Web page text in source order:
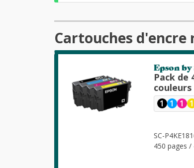
Cartouches d'encre
Epson by
Pack de
couleurs
1 1 1 1
SC-
450 pages /